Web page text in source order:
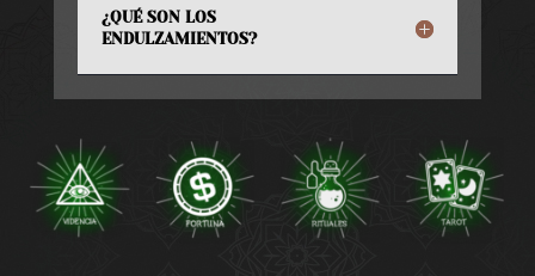
¿QUÉ SON LOS
ENDULZAMIENTOS?